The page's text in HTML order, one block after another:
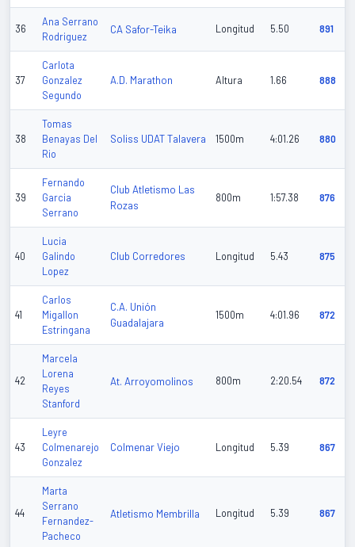
36
Ana Serrano
Rodriguez
CA Safor-Teika Longitud 5.50 891
37
Carlota
Gonzalez
Segundo
A.D. Marathon Altura 1.66 888
38
Tomas
Benayas Del
Rio
Soliss UDAT Talavera 1500m 4:01.26 880
39
Fernando
Garcia
Serrano
Club Atletismo Las
Rozas
800m 1:57.38 876
40
Lucia
Galindo
Lopez
Club Corredores Longitud 5.43 875
41
Carlos
Migallon
Estringana
C.A. Unión
Guadalajara
1500m 4:01.96 872
42
Marcela
Lorena
Reyes
Stanford
At. Arroyomolinos 800m 2:20.54 872
43
Leyre
Colmenarejo
Gonzalez
Colmenar Viejo Longitud 5.39 867
44
Marta
Serrano
Fernandez-
Pacheco
Atletismo Membrilla Longitud 5.39 867